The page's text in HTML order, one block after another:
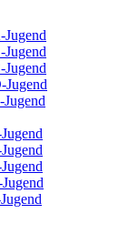
Jugend
Jugend
Jugend
Jugend